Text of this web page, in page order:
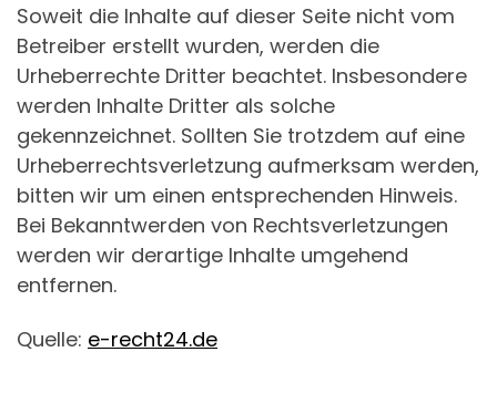
Soweit die Inhalte auf dieser Seite nicht vom
Betreiber erstellt wurden, werden die
Urheberrechte Dritter beachtet. Insbesondere
werden Inhalte Dritter als solche
gekennzeichnet. Sollten Sie trotzdem auf eine
Urheberrechtsverletzung aufmerksam werden,
bitten wir um einen entsprechenden Hinweis.
Bei Bekanntwerden von Rechtsverletzungen
werden wir derartige Inhalte umgehend
entfernen.
Quelle: e-recht24.de